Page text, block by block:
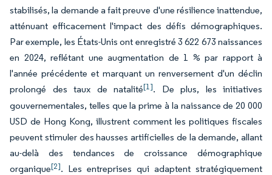
stabilisés, la demande a fait preuve d'une résilience inattendue,
atténuant efficacement l'impact des défis démographiques.
Par exemple, les États-Unis ont enregistré 3 622 673 naissances
en 2024, reflétant une augmentation de 1 % par rapport à
l'année précédente et marquant un renversement d'un déclin
prolongé des taux de natalité[1]. De plus, les initiatives
gouvernementales, telles que la prime à la naissance de 20 000
USD de Hong Kong, illustrent comment les politiques fiscales
peuvent stimuler des hausses artificielles de la demande, allant
au-delà des tendances de croissance démographique
organique[2]. Les entreprises qui adaptent stratégiquement